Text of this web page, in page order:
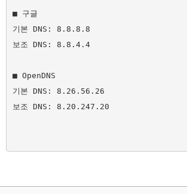
■ 구글
기본 DNS: 8.8.8.8
보조 DNS: 8.8.4.4
■ OpenDNS
기본 DNS: 8.26.56.26
보조 DNS: 8.20.247.20